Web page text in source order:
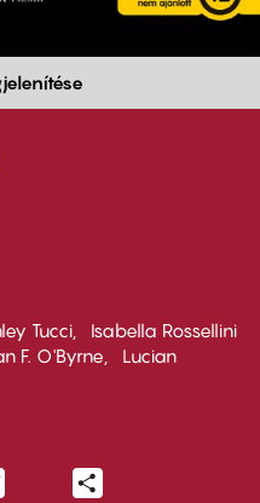
Tucci
Isabella Rossellini
F. O'Byrne
Lucian